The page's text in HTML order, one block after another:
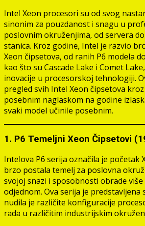
Intel Xeon procesori su od svog
sinonim za pouzdanost i snagu u
poslovnim okruženjima, od servera
stanica. Kroz godine, Intel je razvio
Xeon čipsetova, od ranih P6 modela
kao što su Cascade Lake i Comet
inovacije u procesorskoj tehnologiji.
pregled svih Intel Xeon čipsetova
posebnim naglaskom na godine
svaki model učinile posebnim.
1. P6 Temeljni Xeon Čipsetovi
Intelova P6 serija označila je početak
brzo postala temelj za poslovna
svojoj snazi i sposobnosti obrade više
odjednom. Ova serija je predstavljena
nudila je različite konfiguracije
rada u različitim industrijskim